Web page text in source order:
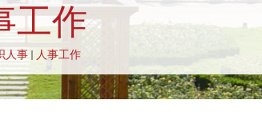
工作
人事 人事工作